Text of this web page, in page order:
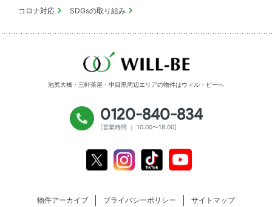
コロナ対応
SDGsの取り組み
池尻大橋・三軒茶屋・中目黒周辺エリアの物件はウィル・ビーへ
0120-840-834
[営業時間 ｜ 10:00〜18:00]
InstagramTiktok
物件アーカイブ プライバシーポリシー サイトマップ